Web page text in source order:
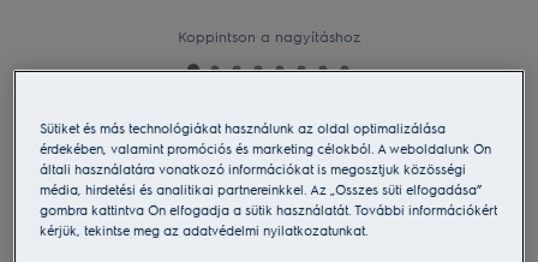
Koppintson a nagyításhoz
EOD6P76X
SteamBake 600 gőzsütő, pirolitikus
tisztítással
4.9 (1954)
Sütiket és más technológiákat használunk az oldal optimalizálása
érdekében, valamint promóciós és marketing célokból. A weboldalunk Ön
általi használatára vonatkozó információkat is megosztjuk közösségi
média, hirdetési és analitikai partnereinkkel. Az „Összes süti elfogadása”
gombra kattintva Ön elfogadja a sütik használatát. További információkért
kérjük, tekintse meg az adatvédelmi nyilatkozatunkat.